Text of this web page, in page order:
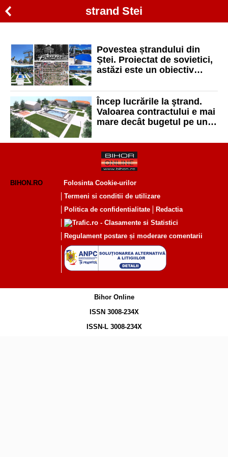
strand Stei
Povestea ștrandului din
Ștei. Proiectat de sovietici,
astăzi este un obiectiv
europene
Încep lucrările la ştrand.
Valoarea contractului e mai
mare decât bugetul pe un
BIHON.RO
Folosinta Cookie-urilor
Termeni si conditii de utilizare
Politica de confidentialitate
Redactia
Regulament postare și moderare comentarii
Bihor Online
ISSN 3008-234X
ISSN-L 3008-234X